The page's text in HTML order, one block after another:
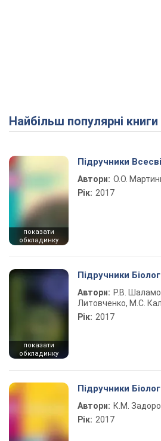
Найбільш популярні книги
показати
обкладинку
Підручники
Автори: О.О.
Рік: 2017
показати
обкладинку
Підручники
Автори: Р.В.
Литовченко, М.С.
Рік: 2017
Підручники
Автори: К.М.
Рік: 2017